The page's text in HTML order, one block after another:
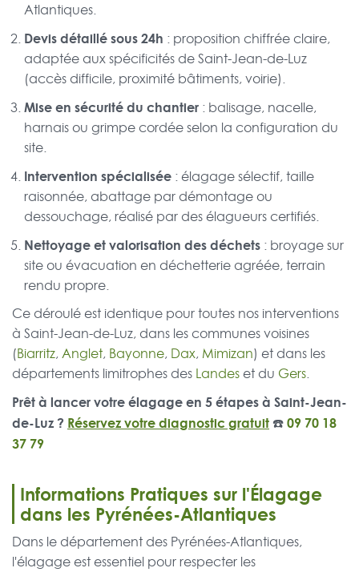
Atlantiques.
Devis détaillé sous 24h : proposition chiffrée claire,
adaptée aux spécificités de Saint-Jean-de-Luz
(accès difficile, proximité bâtiments, voirie).
Mise en sécurité du chantier : balisage, nacelle,
harnais ou grimpe cordée selon la configuration du
site.
Intervention spécialisée : élagage sélectif, taille
raisonnée, abattage par démontage ou
dessouchage, réalisé par des élagueurs certifiés.
Nettoyage et valorisation des déchets : broyage sur
site ou évacuation en déchetterie agréée, terrain
rendu propre.
Ce déroulé est identique pour toutes nos interventions
à Saint-Jean-de-Luz, dans les communes voisines
(Biarritz, Anglet, Bayonne, Dax, Mimizan) et dans les
départements limitrophes des Landes et du Gers.
Prêt à lancer votre élagage en 5 étapes à Saint-Jean-
de-Luz ? Réservez votre diagnostic gratuit ☎️09 70 18
37 79
Informations Pratiques sur l'Élagage
dans les Pyrénées-Atlantiques
Dans le département des Pyrénées-Atlantiques,
l'élagage est essentiel pour respecter les